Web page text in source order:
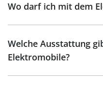
Wo darf ich mit dem
Welche Ausstattung
Elektromobile?